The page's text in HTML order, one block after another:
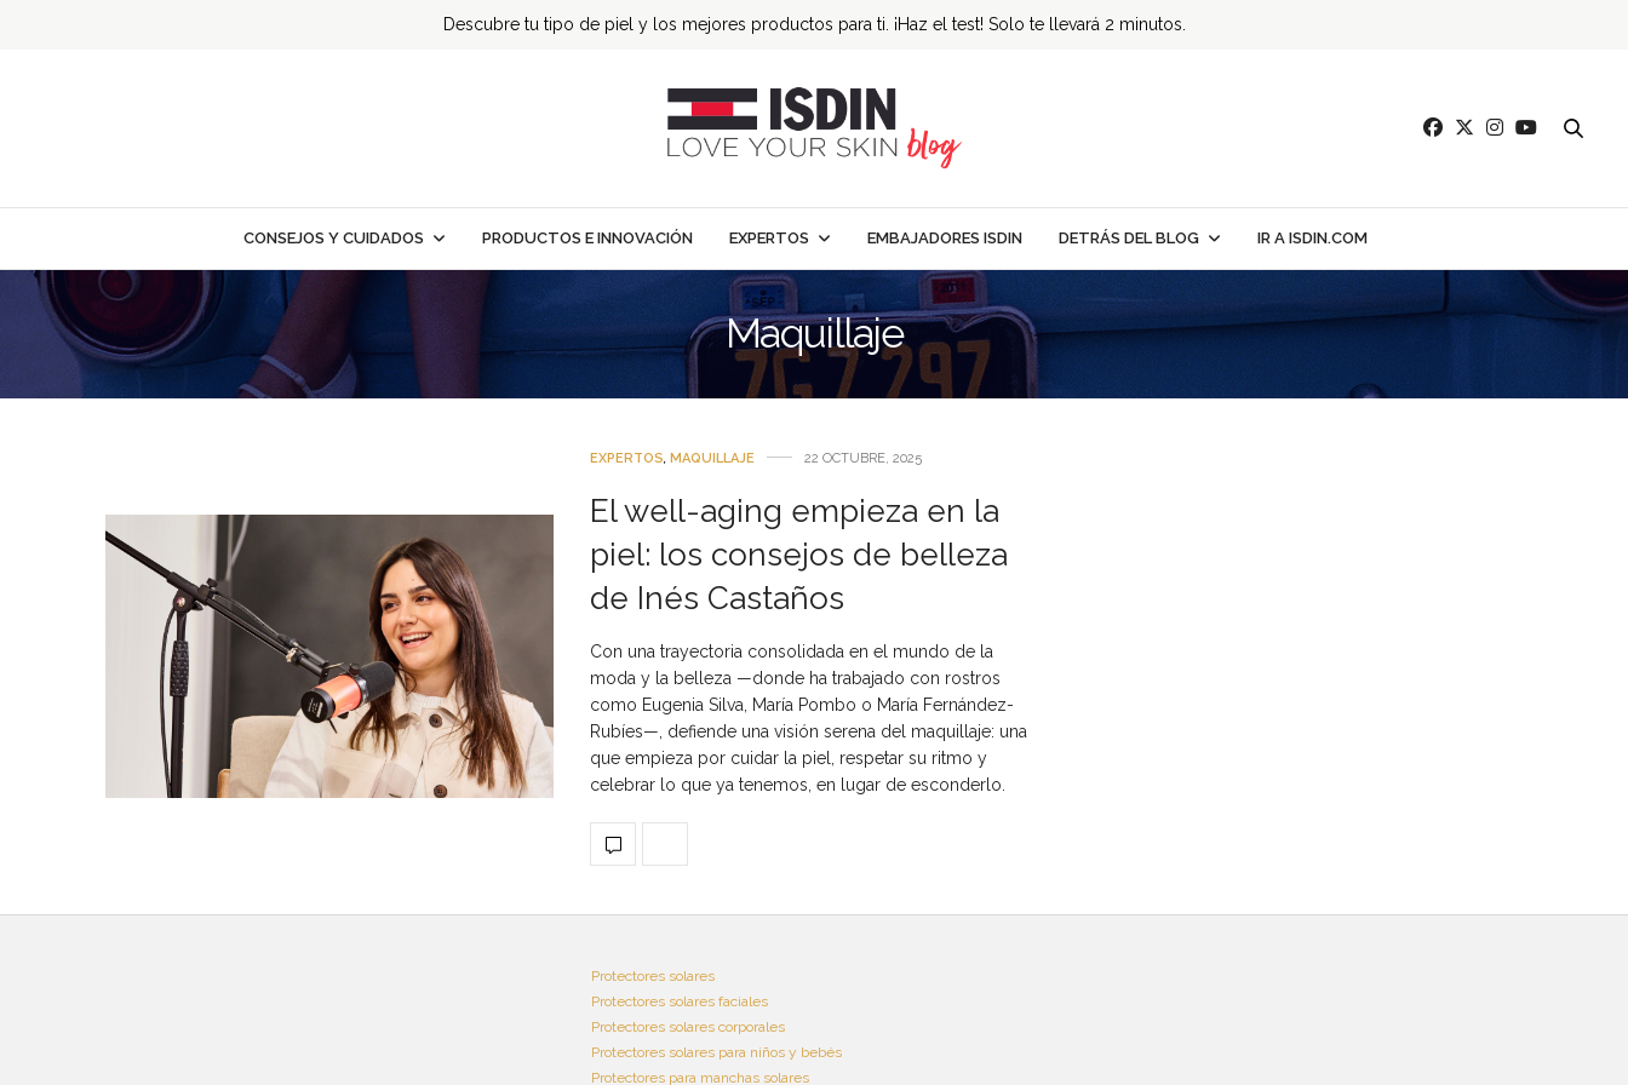
Descubre tu tipo de piel y los mejores productos para ti. ¡Haz el test! Solo te llevará 2 minutos.
CONSEJOS Y CUIDADOS PRODUCTOS E INNOVACIÓN EXPERTOS EMBAJADORES ISDIN DETRÁS DEL BLOG IR A ISDIN.COM
Maquillaje
EXPERTOS, MAQUILLAJE 22 OCTUBRE, 2025
El well-aging empieza en la
piel: los consejos de belleza
de Inés Castaños
Con una trayectoria consolidada en el mundo de la
moda y la belleza —donde ha trabajado con rostros
como Eugenia Silva, María Pombo o María Fernández-
Rubíes—, defiende una visión serena del maquillaje: una
que empieza por cuidar la piel, respetar su ritmo y
celebrar lo que ya tenemos, en lugar de esconderlo.
Protectores solares
Protectores solares faciales
Protectores solares corporales
Protectores solares para niños y bebés
Protectores para manchas solares